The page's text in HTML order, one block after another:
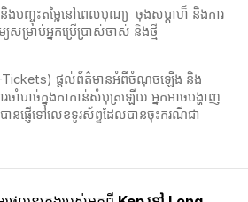
ងបញ្ចុះតម្លៃនៅពេលបុណ្យ ​ ចុងសប្ដាហ៏ និងការ
សម្រាប់អ្នកប្រើប្រាស់ចាស់ និងថ្មី
ផ្តល់ព័ត៌មានអំពីចំណុចឡើង និង
ចាំបាច់ក្នុងកាកាន់សំបុត្រឡើយ​ អ្នកអាចបង្ហាញ
ផ្ញើទៅលេខទូរស័ព្ទដែលបានចុះករណីជា